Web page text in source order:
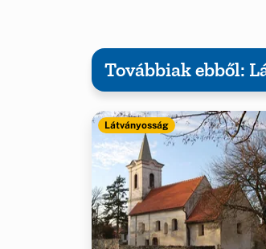
Továbbiak ebből:
Látványosság